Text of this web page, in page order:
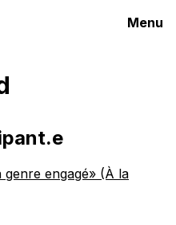
Menu
engagé» (À la